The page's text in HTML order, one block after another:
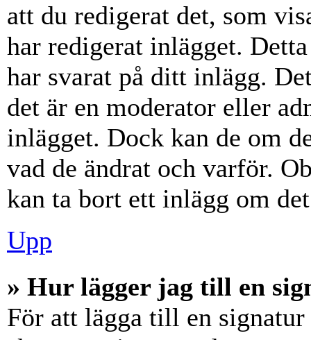
att du redigerat det, som
har redigerat inlägget.
har svarat på ditt inlägg.
det är en moderator eller
inlägget. Dock kan de om
vad de ändrat och varför.
kan ta bort ett inlägg om
Upp
» Hur lägger jag till en
För att lägga till en